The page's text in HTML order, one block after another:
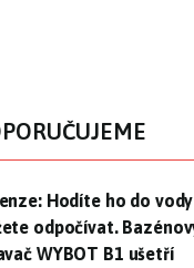
Hodíte ho do
Hodíte ho do
odpočívat.
WYBOT B1 ušetří